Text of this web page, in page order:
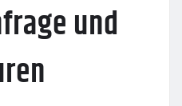
und